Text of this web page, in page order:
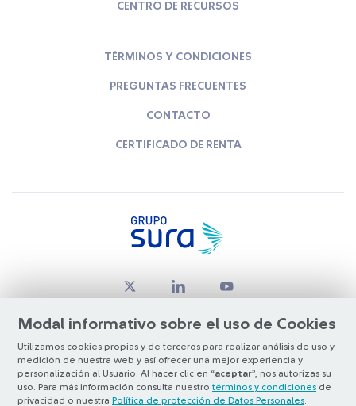
Modal informativo sobre el uso de Cookies
Utilizamos cookies propias y de terceros para realizar análisis de uso y
medición de nuestra web y así ofrecer una mejor experiencia y
personalización al Usuario. Al hacer clic en “aceptar”, nos autorizas su
uso. Para más información consulta nuestro términos y condiciones de
privacidad o nuestra Política de protección de Datos Personales
CENTRO DE RECURSOS
TÉRMINOS Y CONDICIONES
PREGUNTAS FRECUENTES
CONTACTO
CERTIFICADO DE RENTA
© Copyright Grupo SURA 2026